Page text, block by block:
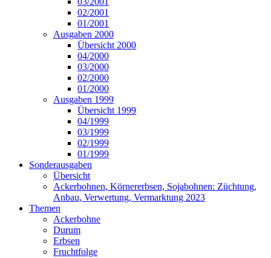
02/2001
01/2001
Ausgaben 2000
Übersicht 2000
04/2000
03/2000
02/2000
01/2000
Ausgaben 1999
Übersicht 1999
04/1999
03/1999
02/1999
01/1999
Sonderausgaben
Übersicht
Ackerbohnen, Körnererbsen, Sojabohnen: Züchtung,
Anbau, Verwertung, Vermarktung 2023
Themen
Ackerbohne
Durum
Erbsen
Fruchtfolge